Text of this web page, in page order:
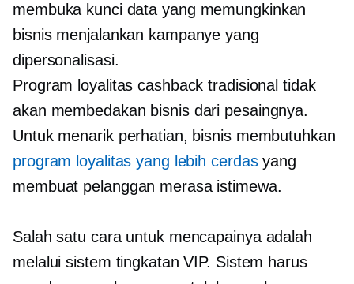
membuka kunci data yang memungkinkan
bisnis menjalankan kampanye yang
dipersonalisasi.
Program loyalitas cashback tradisional tidak
akan membedakan bisnis dari pesaingnya.
Untuk menarik perhatian, bisnis membutuhkan
program loyalitas yang lebih cerdasyang
membuat pelanggan merasa istimewa.
Salah satu cara untuk mencapainya adalah
melalui sistem tingkatan VIP. Sistem harus